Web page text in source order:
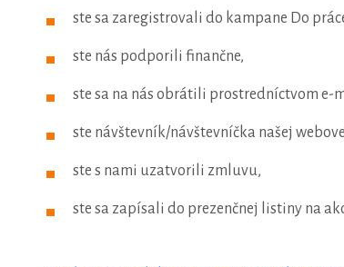
ste sa zaregistrovali do kampane Do
ste nás podporili finančne,
ste sa na nás obrátili prostredníctvom e-
ste návštevník/návštevníčka našej
ste s nami uzatvorili zmluvu,
ste sa zapísali do prezenčnej listiny na